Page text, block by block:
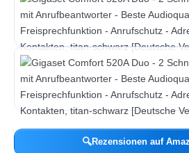
🔍Rezensionen auf